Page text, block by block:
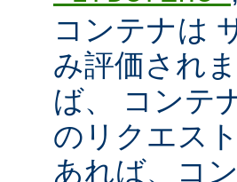
コンテナは
み評価され
ば、 コンテ
のリクエス
あれば、コ